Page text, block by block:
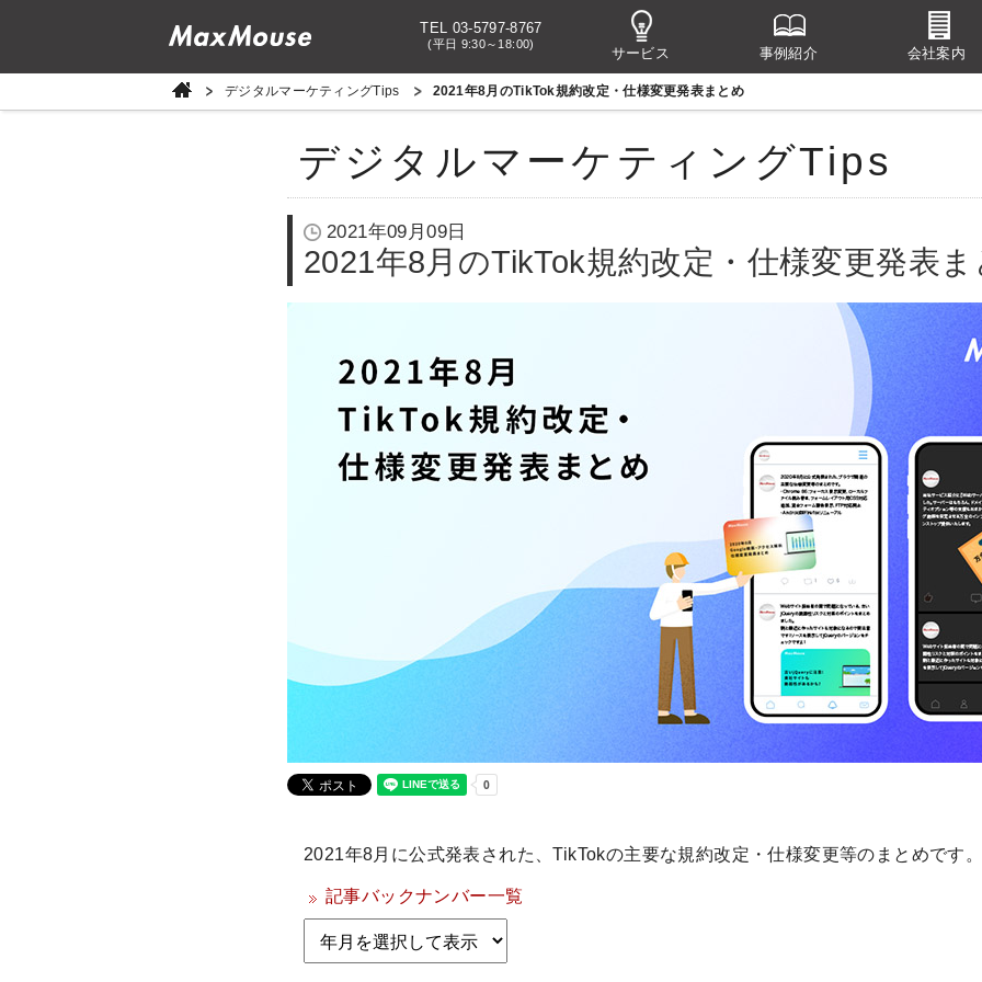
TEL 03-5797-8767
(平日 9:30～18:00)
サービス 事例紹介 会社案内
デジタルマーケティングTips 2021年8月のTikTok規約改定・仕様変更発表まとめ
デジタルマーケティングTips
2021年09月09日
2021年8月のTikTok規約改定・仕様変更発表
2021年8月に公式発表された、TikTokの主要な規約改定・仕様変更等のまとめです
記事バックナンバー一覧